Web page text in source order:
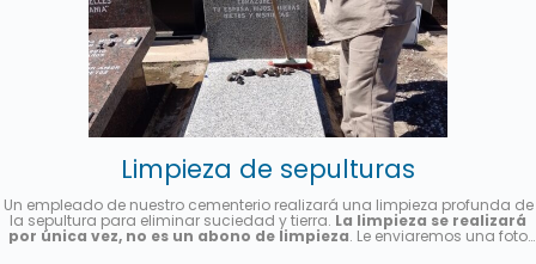
Limpieza de sepulturas
Un empleado de nuestro cementerio realizará una limpieza profunda de
la sepultura para eliminar suciedad y tierra. La limpieza se realizará
por única vez, no es un abono de limpieza. Le enviaremos una foto